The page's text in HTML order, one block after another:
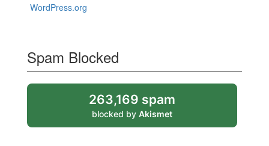
WordPress.org
Spam Blocked
263,169 spam
blocked by Akismet